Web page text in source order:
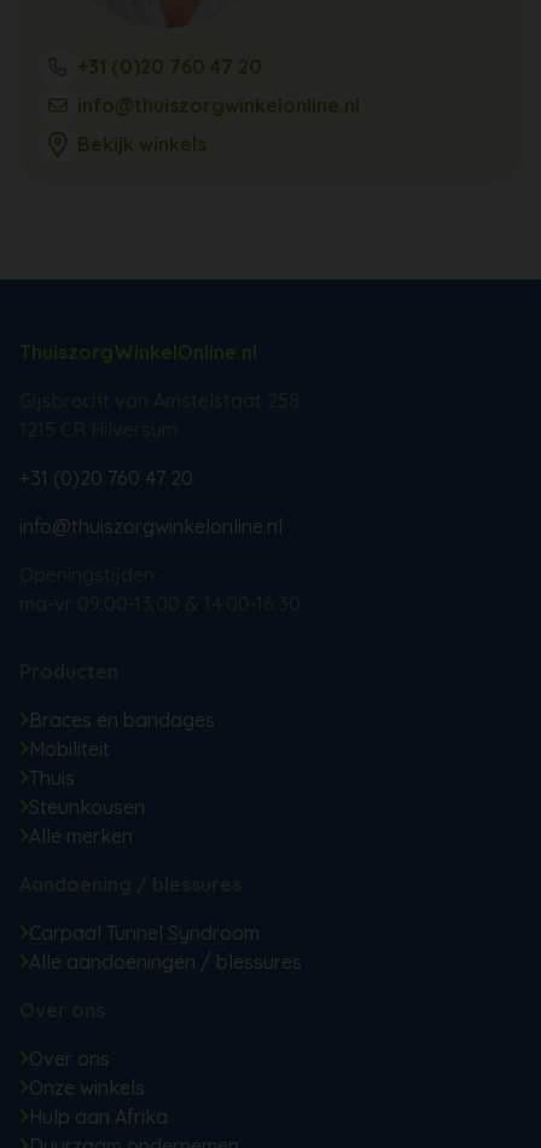
+31 (0)20 760 47 20
info@thuiszorgwinkelonline.nl
Bekijk winkels
+31 (0)20 760 47 20
info@thuiszorgwinkelonline.nl
Braces en bandages
Mobiliteit
Thuis
Steunkousen
Alle merken
Carpaal Tunnel Syndroom
Alle aandoeningen / blessures
Over ons
Onze winkels
Hulp aan Afrika